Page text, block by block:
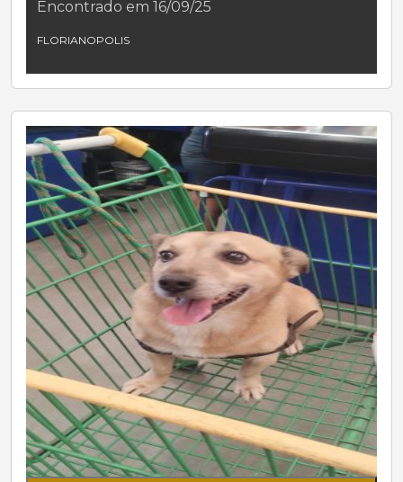
Encontrado em 16/09/25
FLORIANOPOLIS